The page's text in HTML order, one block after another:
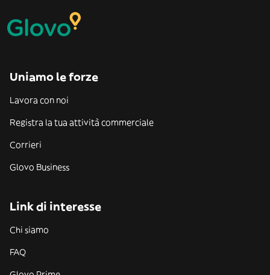
Uniamo le forze
Lavora con noi
Registra la tua attività commerciale
Corrieri
Glovo Business
Link di interesse
Chi siamo
FAQ